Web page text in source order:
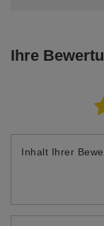
Ihre
Inhalt Ihrer